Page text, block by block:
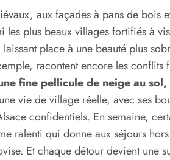
aux façades à pans de bois
plus beaux villages fortifiés à
place à une beauté plus
racontent encore les conflits
fine pellicule de neige au
vie de village réelle, avec ses
confidentiels. En semaine,
ralenti qui donne aux séjours
Et chaque détour devient une